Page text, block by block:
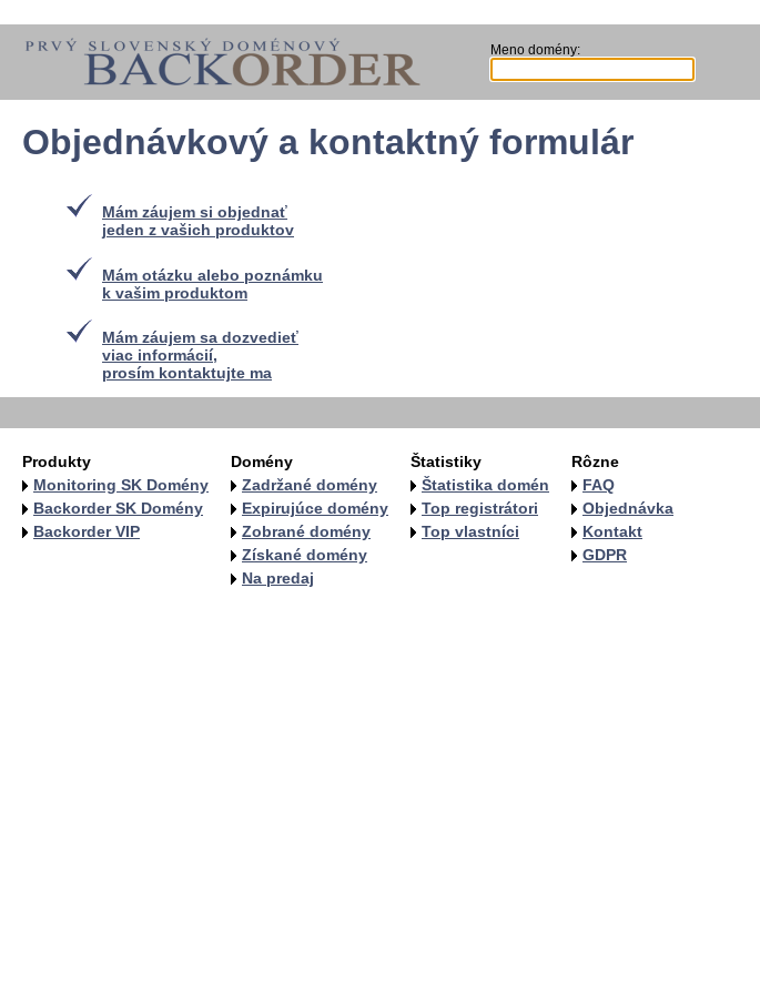
Meno domény:
Objednávkový a kontaktný formulár
Mám záujem si objednať
jeden z vašich produktov
Mám otázku alebo poznámku
k vašim produktom
Mám záujem sa dozvedieť
viac informácií,
prosím kontaktujte ma
Produkty
Monitoring SK Domény
Backorder SK Domény
Backorder VIP
Domény
Zadržané domény
Expirujúce domény
Zobrané domény
Získané domény
Na predaj
Štatistiky
Štatistika domén
Top registrátori
Top vlastníci
Rôzne
FAQ
Objednávka
Kontakt
GDPR